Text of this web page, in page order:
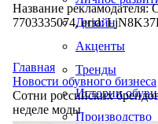
Дизайн
Акценты
Тренды
Истории обуви
Производство
Название
7703335074, erid:
Главная
Новости обувного бизнеса
Сотни российских
неделе моды